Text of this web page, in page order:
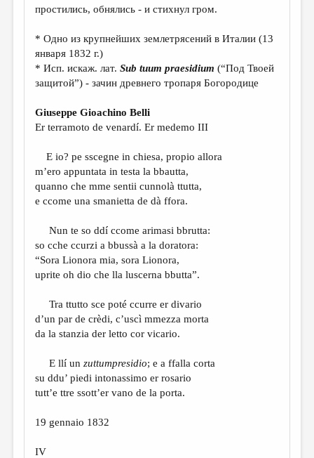
простились, обнялись - и стихнул гром.
* Одно из крупнейших землетрясений в Италии (13
января 1832 г.)
* Исп. искаж. лат.Sub tuum praesidium (“Под Твоей
защитой”) - зачин древнего тропаря Богородице
Giuseppe Gioachino Belli
Er terramoto de venardí. Er medemo III
E io? pe sscegne in chiesa, propio allora
m’ero appuntata in testa la bbautta,
quanno che mme sentii cunnolà ttutta,
e ccome una smanietta de dà ffora.
Nun te so ddí ccome arimasi bbrutta:
so cche ccurzi a bbussà a la doratora:
“Sora Lionora mia, sora Lionora,
uprite oh dio che lla luscerna bbutta”.
Tra ttutto sce poté ccurre er divario
d’un par de crèdi, c’uscì mmezza morta
da la stanzia der letto cor vicario.
E llí unzuttumpresidio; e a ffalla corta
su ddu’ piedi intonassimo er rosario
tutt’e ttre ssott’er vano de la porta.
19 gennaio 1832
IV